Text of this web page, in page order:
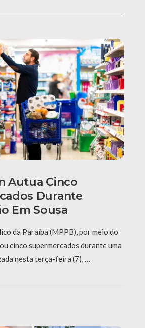
Autua Cinco
Durante
Em Sousa
da Paraíba (MPPB), por meio do
cinco supermercados durante uma
nesta terça-feira (7), …